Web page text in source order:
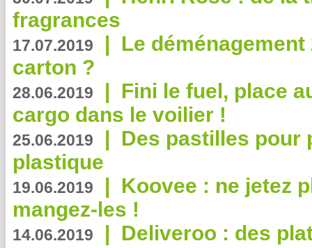
fragrances
17.07.2019 | Le
carton ?
28.06.2019 | Fini le fuel, place
cargo dans le voilier !
25.06.2019 | Des pastilles pour
plastique
19.06.2019 | Koovee : ne jetez
mangez-les !
14.06.2019 | Deliveroo : des